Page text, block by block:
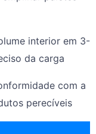
interior em 3-
da carga
com a
perecíveis